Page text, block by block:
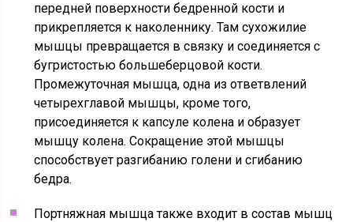
передней поверхности бедренной кости и
прикрепляется к наколеннику. Там сухожилие
мышцы превращается в связку и соединяется с
бугристостью большеберцовой кости.
Промежуточная мышца, одна из ответвлений
четырехглавой мышцы, кроме того,
присоединяется к капсуле колена и образует
мышцу колена. Сокращение этой мышцы
способствует разгибанию голени и сгибанию
бедра.
Портняжная мышца также входит в состав мышц